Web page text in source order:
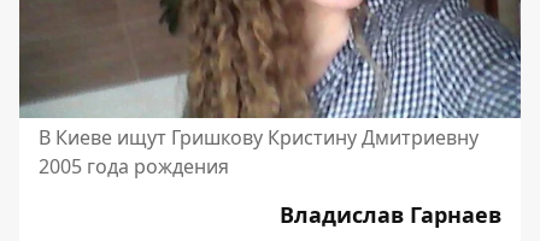
В Киеве ищут Гришкову Кристину Дмитриевну
2005 года рождения
Владислав Гарнаев